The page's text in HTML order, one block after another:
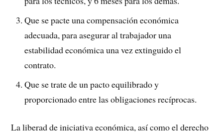
Que se pacte una compensación económica
adecuada, para asegurar al trabajador una
estabilidad económica una vez extinguido el
contrato.
Que se trate de un pacto equilibrado y
proporcionado entre las obligaciones recíprocas.
La liberad de iniciativa económica, así como el derecho